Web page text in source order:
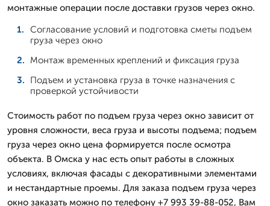
монтажные операции после доставки грузов через окно.
Согласование условий и подготовка сметы подъем
груза через окно
Монтаж временных креплений и фиксация груза
Подъем и установка груза в точке назначения с
проверкой устойчивости
Стоимость работ по подъем груза через окно зависит от
уровня сложности, веса груза и высоты подъема; подъем
груза через окно цена формируется после осмотра
объекта. В Омска у нас есть опыт работы в сложных
условиях, включая фасады с декоративными элементами
и нестандартные проемы. Для заказа подъем груза через
окно заказать можно по телефону +7 993 39-88-052, Вам